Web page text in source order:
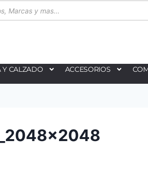
Y CALZADO ACCESORIOS